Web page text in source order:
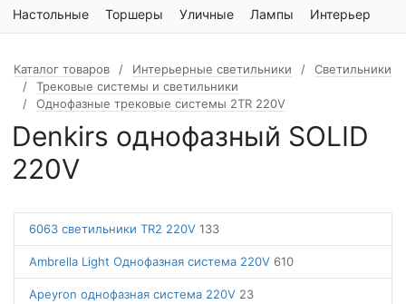
Настольные Торшеры Уличные Лампы Интерьер
Каталог товаров Интерьерные светильники
Светильники
Трековые системы и светильники
Однофазные трековые системы 2TR 220V
Denkirs однофазный SOLID
220V
6063 светильники TR2 220V 133
Ambrella Light Однофазная система 220V 610
Apeyron однофазная система 220V 23